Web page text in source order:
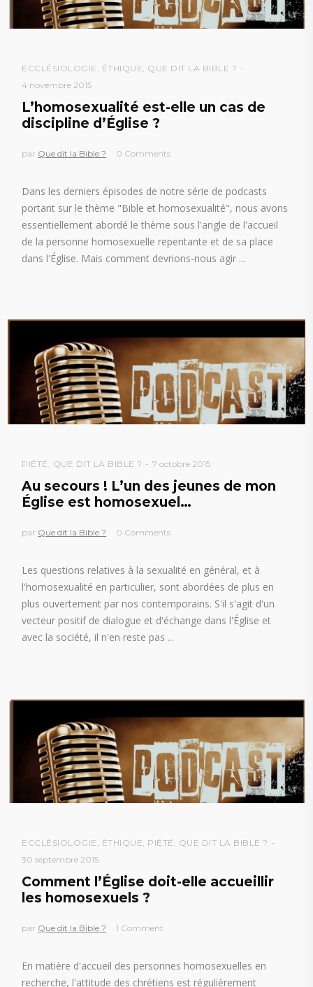
ECCLÉSIOLOGIE , ÉTHIQUE, QUE DIT LA BIBLE ?
4 novembre 2015
L’homosexualité est-elle un cas de
discipline d’Église ?
par Que dit la Bible ? 0 Comments
Dans les derniers épisodes de notre série de podcasts
portant sur le thème "Bible et homosexualité", nous avons
essentiellement abordé le thème sous l'angle de l'accueil
de la personne homosexuelle repentante et de sa place
dans l'Église. Mais comment devrions-nous agir
PIÉTÉ , QUE DIT LA BIBLE ? 7 octobre 2015
Au secours ! L’un des jeunes de mon
Église est homosexuel…
par Que dit la Bible ? 0 Comments
Les questions relatives à la sexualité en général, et à
l'homosexualité en particulier, sont abordées de plus en
plus ouvertement par nos contemporains. S'il s'agit d'un
vecteur positif de dialogue et d'échange dans l'Église et
avec la société, il n'en reste pas
ECCLÉSIOLOGIE , ÉTHIQUE, PIÉTÉ , QUE DIT LA BIBLE ?
30 septembre 2015
Comment l’Église doit-elle accueillir
les homosexuels ?
par Que dit la Bible ? 1 Comment
En matière d'accueil des personnes homosexuelles en
recherche, l'attitude des chrétiens est régulièrement